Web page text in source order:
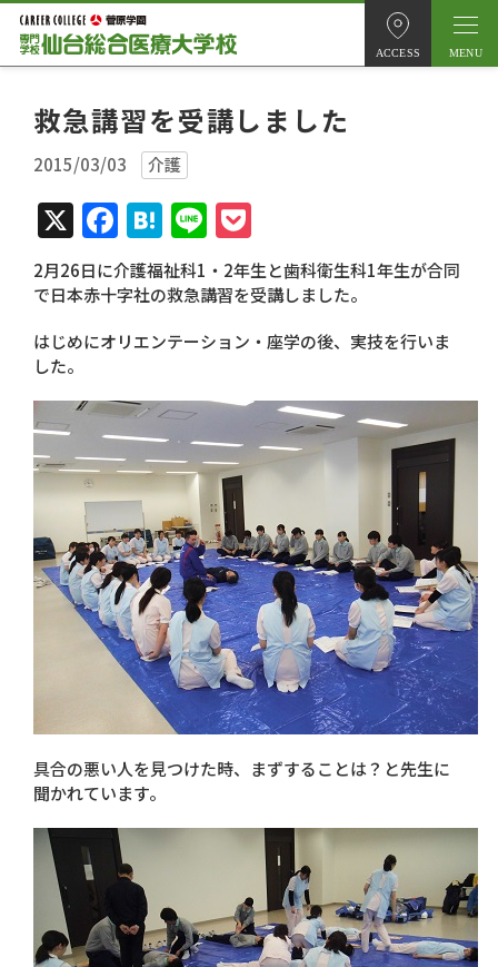
ACCESS
救急講習を受講しました
2015/03/03 介護
X Facebook
Hatena
Line
2月26日に介護福祉科1・2年生と歯科衛生科1年生が合同
で日本赤十字社の救急講習を受講しました。
はじめにオリエンテーション・座学の後、実技を行いま
した。
具合の悪い人を見つけた時、まずすることは？と先生に
聞かれています。